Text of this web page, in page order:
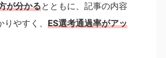
が分かるとともに、記事の内容
やすく、 ES選考通過率がアッ